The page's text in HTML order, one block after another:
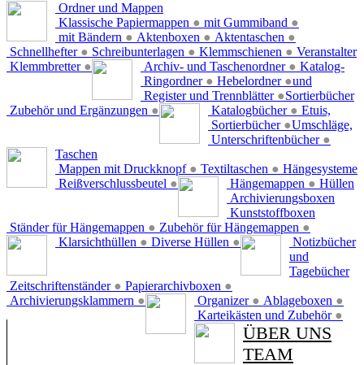
Ordner und Mappen
Klassische Papiermappen ● mit Gummiband ●
mit Bändern ● Aktenboxen ● Aktentaschen ●
Schnellhefter ● Schreibunterlagen ● Klemmschienen ●
Klemmbretter ●
Veranstalter
Archiv- und Taschenordner ●
Ringordner ● Hebelordner ●
Register und Trennblätter ●
Zubehör und Ergänzungen ●
Katalog-
und
Sortierbücher
Katalogbücher ●
Sortierbücher ●
Unterschriftenbücher ●
Etuis,
Umschläge,
Taschen
Mappen mit Druckknopf ● Textiltaschen ●
Reißverschlussbeutel ●
Hängesysteme
Hängemappen ●
Ständer für Hängemappen ● Zubehör für Hängemappen ●
Hüllen
Klarsichthüllen ● Diverse Hüllen ●
Archivierungsboxen
Zeitschriftenständer ● Papierarchivboxen ●
Archivierungsklammern ●
Kunststoffboxen
Organizer ● Ablageboxen ●
Karteikästen und Zubehör ●
Notizbücher
und
Tagebücher
ÜBER UNS
TEAM